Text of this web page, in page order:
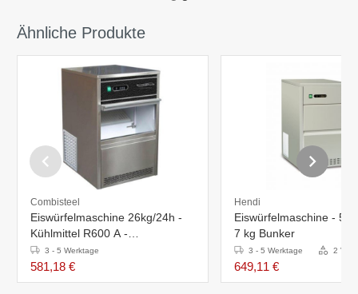
Ähnliche Produkte
Combisteel
Eiswürfelmaschine 26kg/24h -
Kühlmittel R600 A -
420x528x655(h)mm
3 - 5 Werktage
581,18 €
Hendi
Eiswürfelmaschine -
7 kg Bunker
3 - 5 Werktage 2
649,11 €